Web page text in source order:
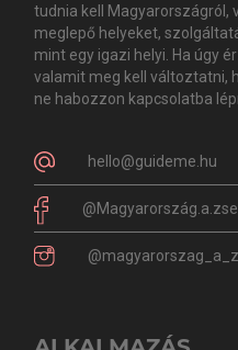
tudnia kell Magyarországról,
meglepő helyeket,
mint egy igazi helyi. Ha úgy
valamit meg kell változtatni,
ne habozzon kapcsolatba
hello@guideme.hu